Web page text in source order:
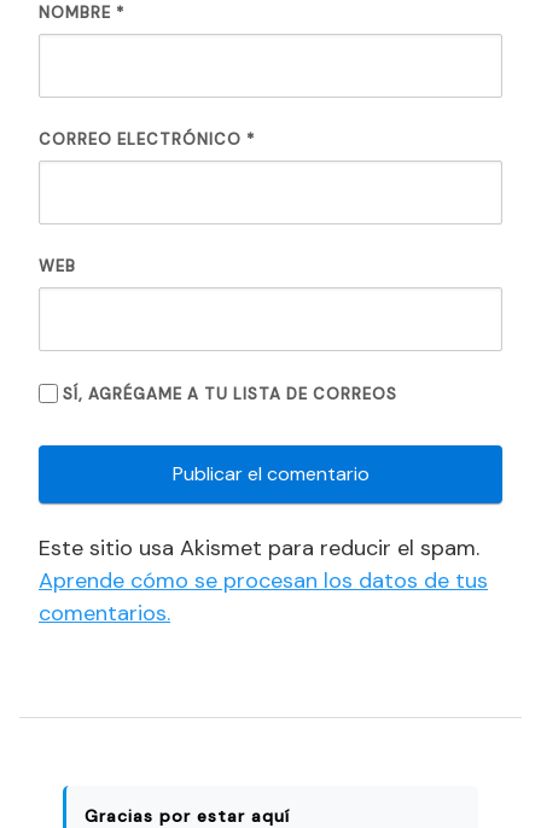
NOMBRE *
CORREO ELECTRÓNICO *
WEB
SÍ, AGRÉGAME A TU LISTA DE CORREOS
Este sitio usa Akismet para reducir el spam.
Aprende cómo se procesan los datos de tus
comentarios.
Gracias por estar aquí